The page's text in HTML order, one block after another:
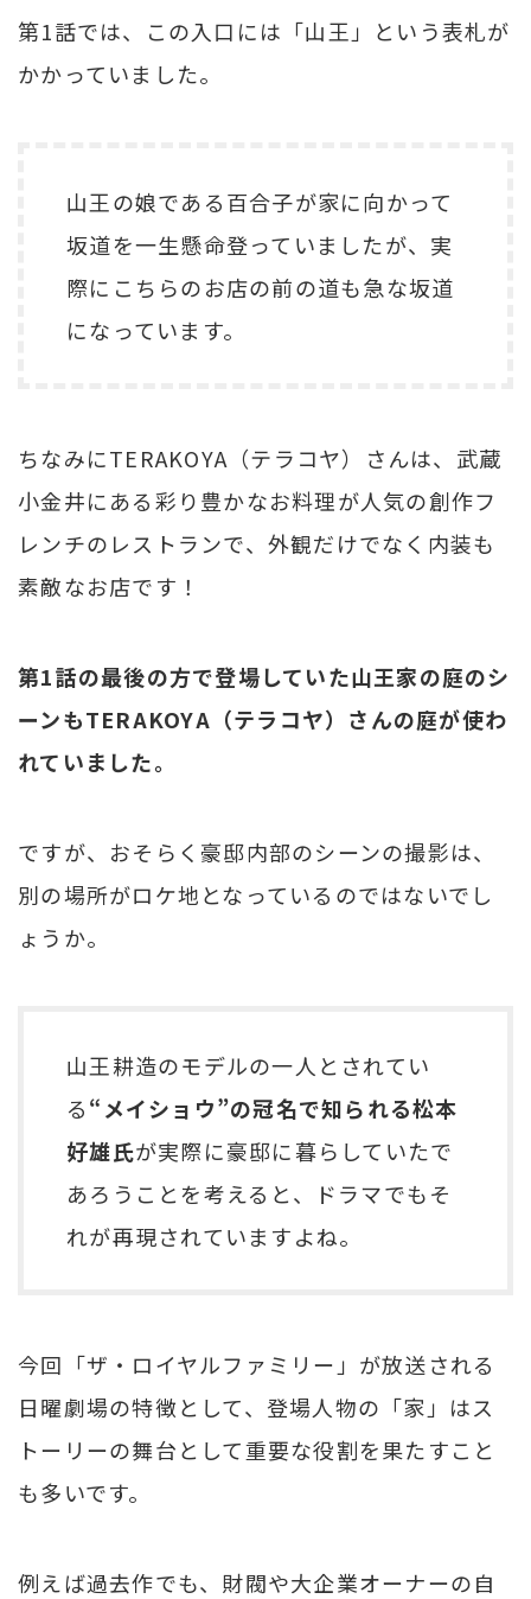
第1話では、この入口には「山王」という表札が
かかっていました。
山王の娘である百合子が家に向かって
坂道を一生懸命登っていましたが、実
際にこちらのお店の前の道も急な坂道
になっています。
ちなみにTERAKOYA（テラコヤ）さんは、武蔵
小金井にある彩り豊かなお料理が人気の創作フ
レンチのレストランで、外観だけでなく内装も
素敵なお店です！
第1話の最後の方で登場していた山王家の庭のシ
ーンもTERAKOYA（テラコヤ）さんの庭が使わ
れていました。
ですが、おそらく豪邸内部のシーンの撮影は、
別の場所がロケ地となっているのではないでし
ょうか。
山王耕造のモデルの一人とされてい
る“メイショウ”の冠名で知られる松本
好雄氏が実際に豪邸に暮らしていたで
あろうことを考えると、ドラマでもそ
れが再現されていますよね。
今回「ザ・ロイヤルファミリー」が放送される
日曜劇場の特徴として、登場人物の「家」はス
トーリーの舞台として重要な役割を果たすこと
も多いです。
例えば過去作でも、財閥や大企業オーナーの自